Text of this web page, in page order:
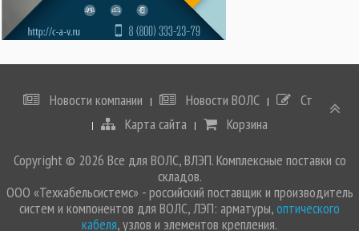
Новости компании Новости ВОЛС
Статьи
Карта сайта
Корзина
Copyright © 2026 Все для ВОЛС, ВЛЭП. Комплексные поставки со
складов.
ООО «Техкабельсистемс» - российский поставщик и производитель
систем и компонентов для ВОЛС, ЛЭП: арматуры,оптического
кабеля, узлов и элементов крепления.